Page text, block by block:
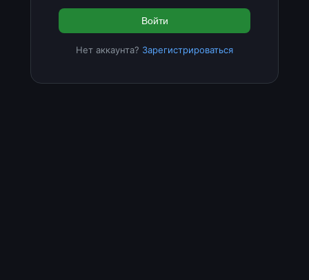
Войти
Нет аккаунта? Зарегистрироваться